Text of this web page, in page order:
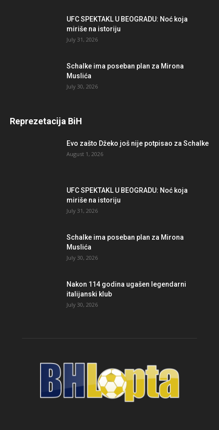
UFC SPEKTAKL U BEOGRADU: Noć koja
miriše na istoriju
July 31, 2026
Schalke ima poseban plan za Mirona
Muslića
July 30, 2026
Reprezetacija BiH
Evo zašto Džeko još nije potpisao za Schalke
August 1, 2026
UFC SPEKTAKL U BEOGRADU: Noć koja
miriše na istoriju
July 31, 2026
Schalke ima poseban plan za Mirona
Muslića
July 30, 2026
Nakon 114 godina ugašen legendarni
italijanski klub
July 30, 2026